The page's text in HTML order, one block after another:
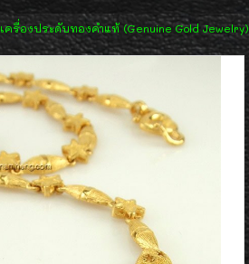
เครื่องประดับทองคำแท้ (Genuine Gold Jewelry)